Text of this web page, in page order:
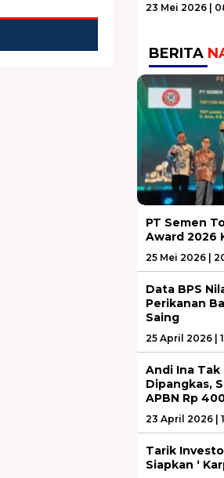
23 Mei 2026 |
BERITA
PT Semen
Award 2026
25 Mei 2026 |
Data BPS
Perikanan
Saing
25 April 2026 |
Andi Ina Tak
Dipangkas,
APBN Rp
23 April 2026 |
Tarik
Siapkan ‘